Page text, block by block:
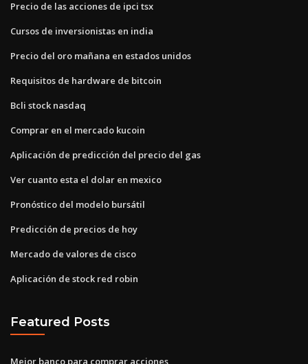
Precio de las acciones de ipci tsx
Cursos de inversionistas en india
Precio del oro mañana en estados unidos
Requisitos de hardware de bitcoin
Bcli stock nasdaq
Comprar en el mercado kucoin
Aplicación de predicción del precio del gas
Ver cuanto esta el dolar en mexico
Pronóstico del modelo bursátil
Predicción de precios de hoy
Mercado de valores de cisco
Aplicación de stock red robin
Featured Posts
Mejor banco para comprar acciones